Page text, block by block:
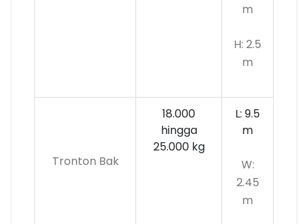
m
H: 2.5
m
Tronton Bak
18.000
hingga
25.000 kg
L: 9.5
m
W:
2.45
m